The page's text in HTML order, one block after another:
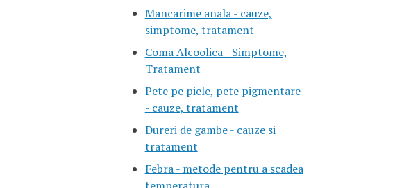
Mancarime anala - cauze,
simptome, tratament
Coma Alcoolica - Simptome,
Tratament
Pete pe piele, pete pigmentare
- cauze, tratament
Dureri de gambe - cauze si
tratament
Febra - metode pentru a scadea
temperatura